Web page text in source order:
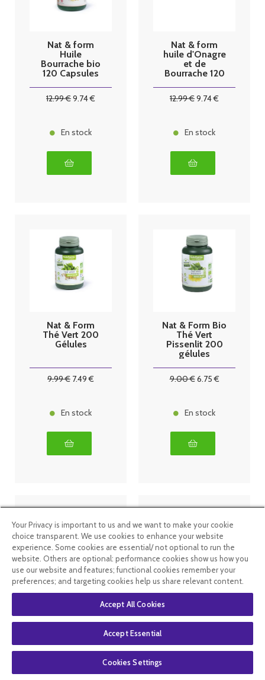
Nat & form
Huile
Bourrache bio
120 Capsules
12.99€9.74€
En stock
Nat & form
huile d'Onagre
et de
Bourrache 120
12.99€9.74€
En stock
Nat & Form
Thé Vert 200
Gélules
9.99€ 7.49 €
En stock
Nat & Form Bio
Thé Vert
Pissenlit 200
gélules
9.00€6.75€
En stock
Thé Vert -
Pissenlit Bio
Levure de riz
rouge - 200
Your Privacy is important to us and we want to make your cookie
choice transparent. We use cookies to enhance your website
experience. Some cookies are essential/ not optional to run the
website. Others are optional: performance cookies show us how you
use our website and features; functional cookies remember your
preferences; and targeting cookies help us share relevant content.
Accept All Cookies
Accept Essential
Cookies Settings